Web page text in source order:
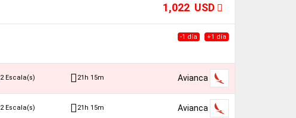
1,022 USD
-1 día +1 día
2 Escala(s) 21h 15m Avianca
2 Escala(s) 21h 15m Avianca